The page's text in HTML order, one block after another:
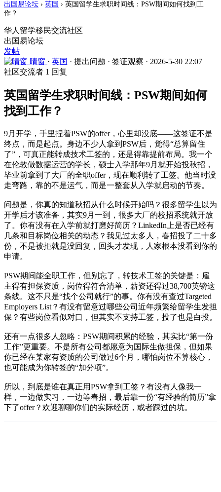
出国易论坛 › 英国 › 英国留学生求职时间线：PSW期间如何找到工
作？
华人留学移民交流社区
出国易论坛
发帖
晴窗 · 英国 · 提出问题 · 签证观察 · 2026-5-30 22:07
社区交流者 1 回复
英国留学生求职时间线：PSW期间如何
找到工作？
9月开学，手里捏着PSW的offer，心里却没底——这签证不是
终点，而是起点。身边不少人拿到PSW后，觉得“总算留住
了”，可真正能转成技术工签的，还是得靠提前布局。我一个
在伦敦做数据运营的学长，硕士入学那年9月就开始投秋招，
毕业前拿到了大厂的全职offer，现在顺利转了工签。他当时没
走弯路，靠的不是运气，而是一整套从入学就启动的节奏。
问题是，你真的知道秋招从什么时候开始吗？很多留学生以为
开学后才该准备，其实9月一到，很多大厂的校招系统就开放
了。你有没有在入学前就打磨好简历？LinkedIn上是否已经有
几条和目标岗位相关的动态？我见过太多人，春招投了二十多
份，不是被拒就是没回复，回头才发现，人家根本没看到你的
申请。
PSW期间能全职工作，但别忘了，转技术工签的关键是：雇
主得有担保资质，岗位得符合清单，薪资还得过38,700英镑这
条线。这不只是“找个公司就行”的事。你有没有查过Targeted
Employers List？有没有留意过哪些公司近年频繁给留学生发担
保？有些岗位看似对口，但其实不支持工签，投了也是白投。
还有一点很多人忽略：PSW期间积累的经验，其实比“第一份
工作”更重要。不是所有公司都愿意为国际生做担保，但如果
你已经在某家有资质的公司做过6个月，哪怕岗位不算核心，
也可能成为你转签的“加分项”。
所以，到底是谁在真正用PSW拿到工签？有没有人像我一
样，一边做实习，一边等春招，最后靠一份“有经验的简历”拿
下了offer？欢迎聊聊你们的实际经历，或者踩过的坑。